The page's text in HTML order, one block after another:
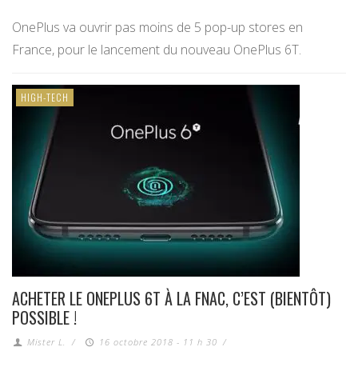
OnePlus va ouvrir pas moins de 5 pop-up stores en
France, pour le lancement du nouveau OnePlus 6T.
HIGH-TECH
ACHETER LE ONEPLUS 6T À LA FNAC, C’EST (BIENTÔT)
POSSIBLE !
Mister L. / 16 octobre 2018 - 11 h 30 /